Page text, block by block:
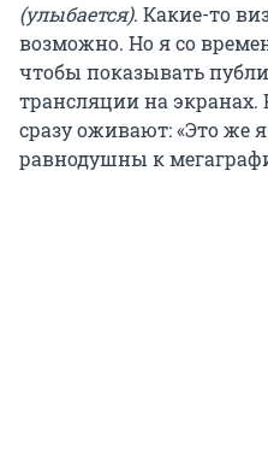
(улыбается). Какие-то
возможно. Но я со
чтобы показывать
трансляции на экранах.
сразу оживают: «Это же
равнодушны к